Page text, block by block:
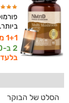
1+1 מתנה
2 ב-
הסלט של הבוקר